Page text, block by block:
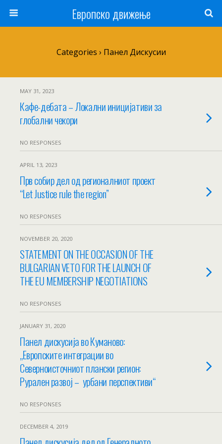
Европско движење
Categories › Панел Дискусии
MAY 31, 2023
Кафе-дебата – Локални иницијативи за
глобални чекори
NO RESPONSES
APRIL 13, 2023
Прв собир дел од регионалниот проект
“Let Justice rule the region”
NO RESPONSES
NOVEMBER 20, 2020
STATEMENT ON THE OCCASION OF THE
BULGARIAN VETO FOR THE LAUNCH OF
THE EU MEMBERSHIP NEGOTIATIONS
NO RESPONSES
JANUARY 31, 2020
Панел дискусија во Куманово:
„Европските интеграции во
Северноисточниот плански регион:
Рурален развој – урбани перспективи“
NO RESPONSES
DECEMBER 4, 2019